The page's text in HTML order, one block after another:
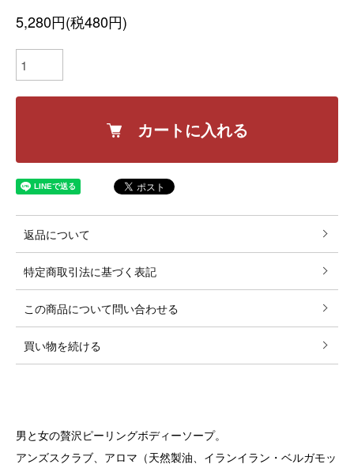
5,280円(税480円)
カートに入れる
返品について
特定商取引法に基づく表記
この商品について問い合わせる
買い物を続ける
DETAIL
男と女の贅沢ピーリングボディーソープ。
アンズスクラブ、アロマ（天然製油、イランイラン・ベルガモッ